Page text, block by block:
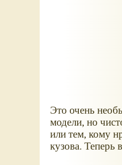
Это очень
модели, но
или тем, кому
кузова. Теперь